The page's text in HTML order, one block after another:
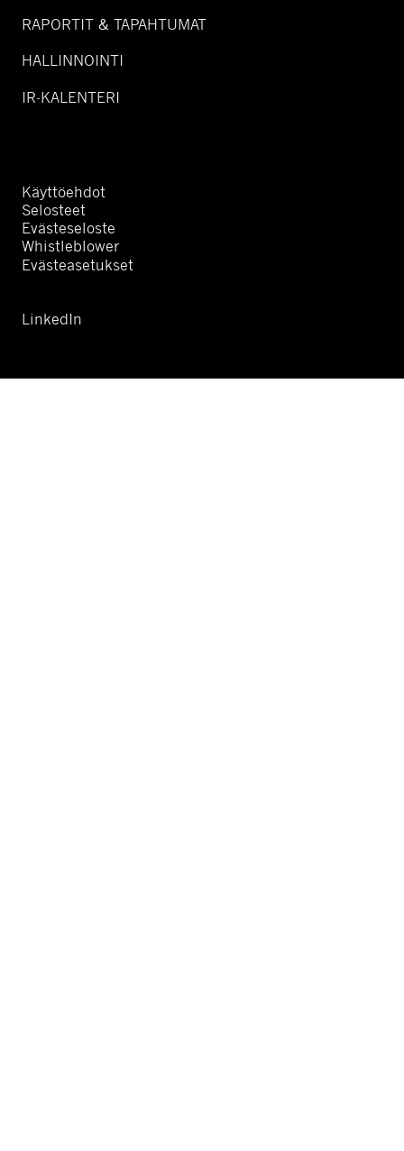
RAPORTIT & TAPAHTUMAT
HALLINNOINTI
IR-KALENTERI
Käyttöehdot
Selosteet
Evästeseloste
Whistleblower
Evästeasetukset
LinkedIn